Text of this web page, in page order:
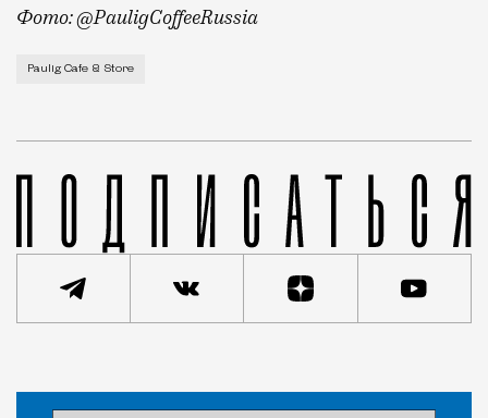
Фото: @PauligCoffeeRussia
О намерениях открыть Paulig Cafe & Store в
Paulig Cafe & Store
Статья
Город
Редакция Москвич Mag